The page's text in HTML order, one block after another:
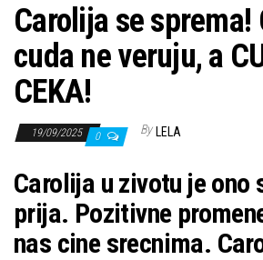
Carolija se sprema!
cuda ne veruju, a
CEKA!
19/09/2025 0 By LELA
Carolija u zivotu je ono
prija. Pozitivne
nas cine srecnima.